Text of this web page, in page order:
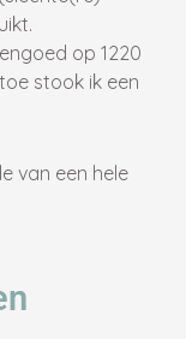
op 1220
stook ik een
van een hele